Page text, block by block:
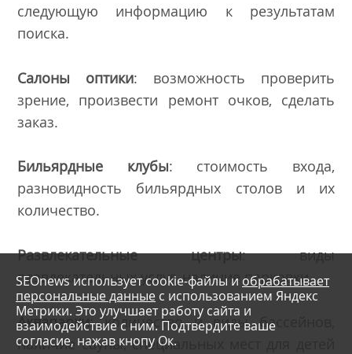
следующую информацию к результатам
поиска.
Салоны оптики: возможность проверить
зрение, произвести ремонт очков, сделать
заказ.
Бильярдные клубы: стоимость входа,
разновидность бильярдных столов и их
количество.
Развлекательные центры: виды
развлекательных услуг, наличие парковки.
Аквапарки: количество и виды бассейнов,
наличие сауны, специальных мест для детей
SEOnews использует cookie-файлы и обрабатывает
персональные данные с использованием Яндекс
Метрики. Это улучшает работу сайта и
взаимодействие с ним. Подтвердите ваше
согласие, нажав кнопу Ок.